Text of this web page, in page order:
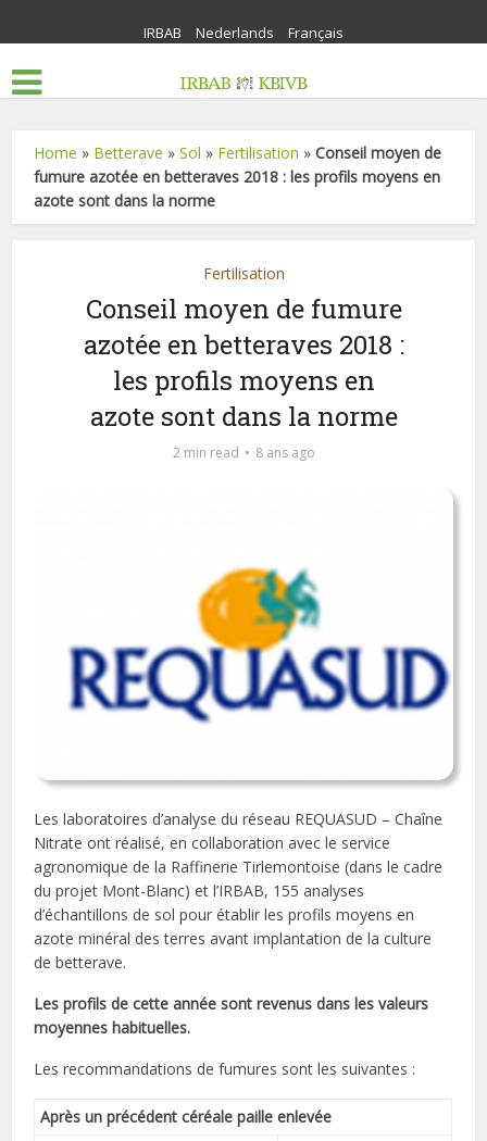
IRBAB Nederlands Français
Home » Betterave »Sol » Fertilisation »Conseil moyen de
fumure azotée en betteraves 2018 : les profils moyens en
azote sont dans la norme
Fertilisation
Conseil moyen de fumure
azotée en betteraves 2018 :
les profils moyens en
azote sont dans la norme
2 min read 8 ans ago
Les laboratoires d’analyse du réseau REQUASUD – Chaîne
Nitrate ont réalisé, en collaboration avec le service
agronomique de la Raffinerie Tirlemontoise (dans le cadre
du projet Mont-Blanc) et l’IRBAB, 155 analyses
d’échantillons de sol pour établir les profils moyens en
azote minéral des terres avant implantation de la culture
de betterave.
Les profils de cette année sont revenus dans les valeurs
moyennes habituelles.
Les recommandations de fumures sont les suivantes :
Après un précédent céréale paille enlevée